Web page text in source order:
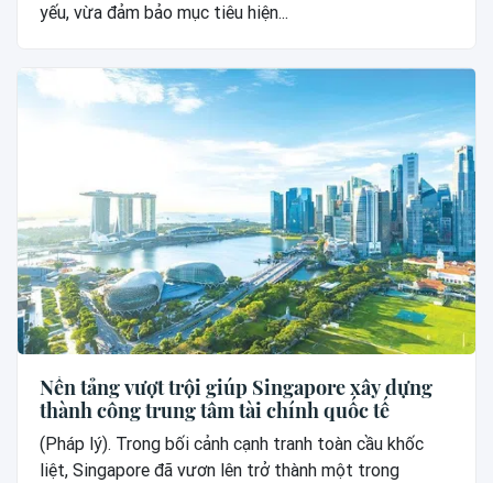
yếu, vừa đảm bảo mục tiêu hiện...
Nền tảng vượt trội giúp Singapore xây dựng
thành công trung tâm tài chính quốc tế
(Pháp lý). Trong bối cảnh cạnh tranh toàn cầu khốc
liệt, Singapore đã vươn lên trở thành một trong